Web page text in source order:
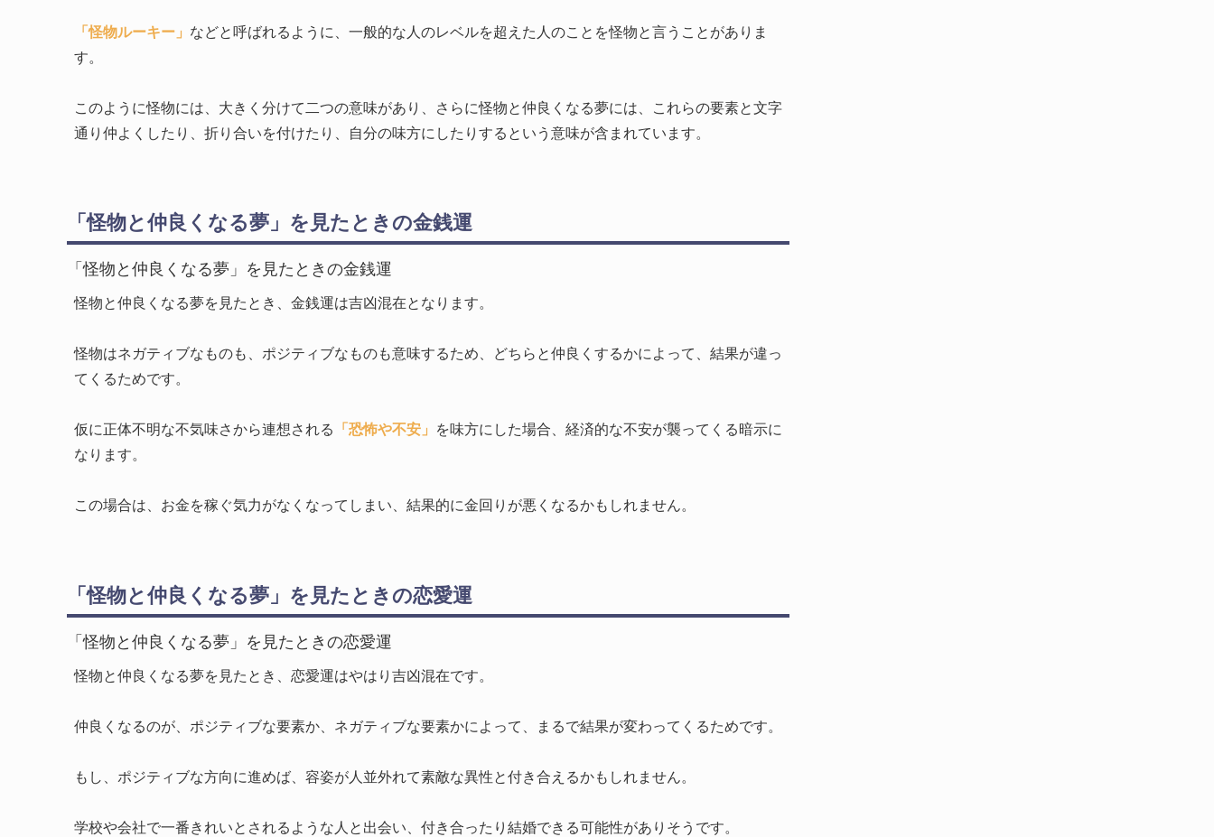
「怪物ルーキー」 などと呼ばれるように、一般的な人のレベルを超えた人のことを怪物と言うことがありま
す。
このように怪物には、大きく分けて二つの意味があり、さらに怪物と仲良くなる夢には、これらの要素と文字
通り仲よくしたり、折り合いを付けたり、自分の味方にしたりするという意味が含まれています。
「怪物と仲良くなる夢」を見たときの金銭運
「怪物と仲良くなる夢」を見たときの金銭運
怪物と仲良くなる夢を見たとき、金銭運は吉凶混在となります。
怪物はネガティブなものも、ポジティブなものも意味するため、どちらと仲良くするかによって、結果が違っ
てくるためです。
仮に正体不明な不気味さから連想される 「恐怖や不安」
を味方にした場合、経済的な不安が襲ってくる暗示に
なります。
この場合は、お金を稼ぐ気力がなくなってしまい、結果的に金回りが悪くなるかもしれません。
「怪物と仲良くなる夢」を見たときの恋愛運
「怪物と仲良くなる夢」を見たときの恋愛運
怪物と仲良くなる夢を見たとき、恋愛運はやはり吉凶混在です。
仲良くなるのが、ポジティブな要素か、ネガティブな要素かによって、まるで結果が変わってくるためです。
もし、ポジティブな方向に進めば、容姿が人並外れて素敵な異性と付き合えるかもしれません。
学校や会社で一番きれいとされるような人と出会い、付き合ったり結婚できる可能性がありそうです。